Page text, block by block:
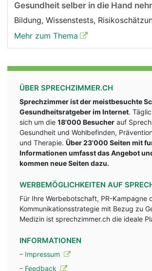
Gesundheit selber in die Hand
Bildung, Wissenstests,
Mehr zum Thema
ÜBER SPRECHZIMMER.CH
Sprechzimmer ist der meistbesuchte
Gesundheitsratgeber im Internet.
sich um die 18'000 Besucher auf
Gesundheit und Wohlbefinden,
und Therapie. Über 23'000 Seiten mit
Informationen umfasst das Angebot
kommen neue Seiten dazu.
WERBEMÖGLICHKEITEN AUF
Für Ihre Werbebotschaft, PR-Kampagne
Kommunikationsstrategie mit Bezug zu
Medizin ist sprechzimmer.ch die ideale
INFORMATIONEN
– Impressum
– Feedback